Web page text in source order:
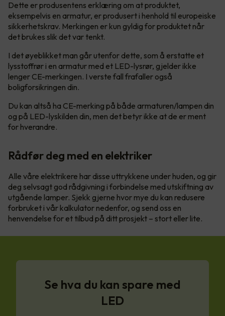
Dette er produsentens erklæring om at produktet,
eksempelvis en armatur, er produsert i henhold til europeiske
sikkerhetskrav. Merkingen er kun gyldig for produktet når
det brukes slik det var tenkt.
I det øyeblikket man går utenfor dette, som å erstatte et
lysstoffrør i en armatur med et LED-lysrør, gjelder ikke
lenger CE-merkingen. I verste fall frafaller også
boligforsikringen din.
Du kan altså ha CE-merking på både armaturen/lampen din
og på LED-lyskilden din, men det betyr ikke at de er ment
for hverandre.
Rådfør deg med en elektriker
Alle våre elektrikere har disse uttrykkene under huden, og gir
deg selvsagt god rådgivning i forbindelse med utskiftning av
utgående lamper. Sjekk gjerne hvor mye du kan redusere
forbruket i vår kalkulator nedenfor, og send oss en
henvendelse for et tilbud på ditt prosjekt – stort eller lite.
Se hva du kan spare med
LED